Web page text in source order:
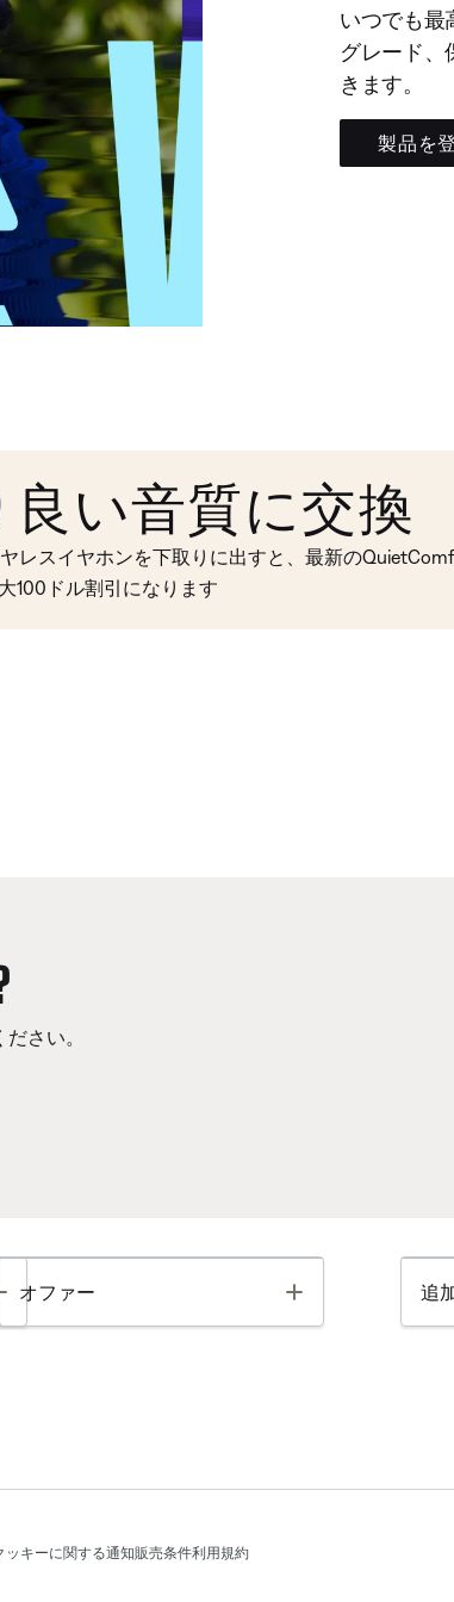
いつでも最
グレード、
きます。
製品を
良い音質に交換
レスイヤホンを下取りに出すと、最新の
100ドル割引になります
さい。
Toggle
オファー Toggle 追
ッキーに関する通知販売条件利用規約